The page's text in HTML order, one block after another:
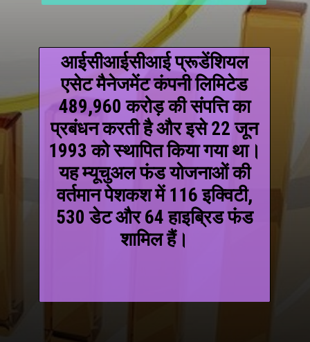
आईसीआईसीआई प्रूडेंशियल
एसेट मैनेजमेंट कंपनी लिमिटेड
489,960 करोड़ की संपत्ति का
प्रबंधन करती है और इसे 22 जून
1993 को स्थापित किया गया था।
यह म्यूचुअल फंड योजनाओं की
वर्तमान पेशकश में 116 इक्विटी,
530 डेट और 64 हाइब्रिड फंड
शामिल हैं।